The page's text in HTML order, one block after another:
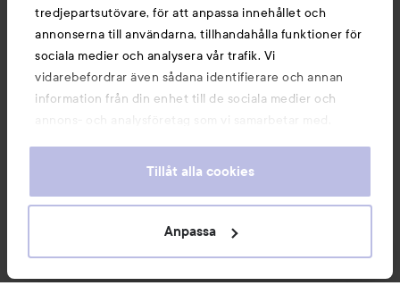
tredjepartsutövare, för att anpassa innehållet och
annonserna till användarna, tillhandahålla funktioner för
sociala medier och analysera vår trafik. Vi
vidarebefordrar även sådana identifierare och annan
information från din enhet till de sociala medier och
annons- och analysföretag som vi samarbetar med.
information som du har tillhandahållit eller som de har
våra cookies vid fortsatt användande av vår webbplats.
För information om hur du kan ändra inställningarna för
Tillåt alla cookies
Anpassa